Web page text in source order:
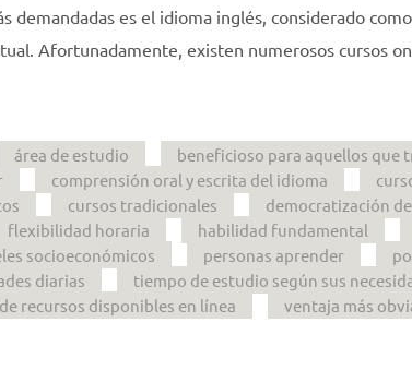
demandadas es el idioma inglés, considerado
Afortunadamente, existen numerosos cursos
área de estudio
beneficioso para aquellos que
comprensión oral y escrita del idioma
cursos tradicionales
democratización
flexibilidad horaria habilidad fundamental
socioeconómicos personas aprender
diarias
tiempo de estudio según sus
recursos disponibles en línea ventaja más